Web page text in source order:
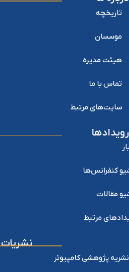
تاریخچه
موسسان
هیئت مدیره
تماس با ما
سایت‌های مرتبط
رویدادها
کنفرانس‌ها
مقالات
مرتبط
نشریات
نشریه پژوهشی کامپیوتر